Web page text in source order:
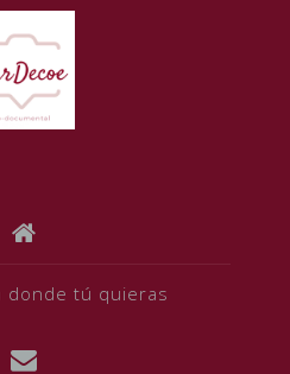
donde tú quieras